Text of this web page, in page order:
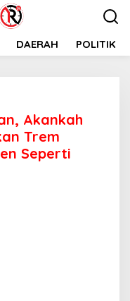
DAERAH POLITIK
Akankah
Trem
Seperti